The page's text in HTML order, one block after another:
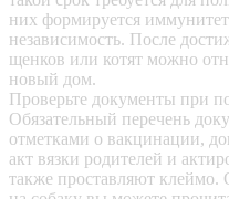
них формируется
независимость. После
щенков или котят можно
новый дом.
Проверьте документы при
Обязательный перечень
отметками о вакцинации,
акт вязки родителей и
также проставляют